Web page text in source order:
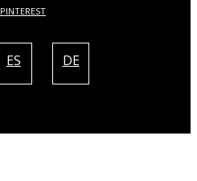
PINTEREST
ES DE